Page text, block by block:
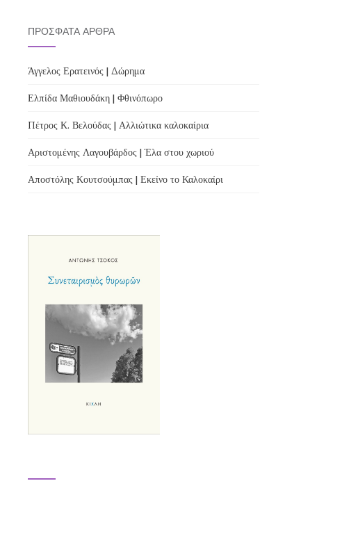
ΠΡΌΣΦΑΤΑ ΆΡΘΡΑ
Άγγελος Ερατεινός | Δώρημα
Ελπίδα Μαθιουδάκη | Φθινόπωρο
Πέτρος Κ. Βελούδας | Αλλιώτικα καλοκαίρια
Αριστομένης Λαγουβάρδος | Έλα στου χωριού
Αποστόλης Κουτσούμπας | Εκείνο το Καλοκαίρι